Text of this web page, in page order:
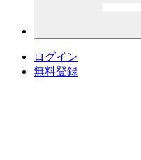
ログイン
無料登録